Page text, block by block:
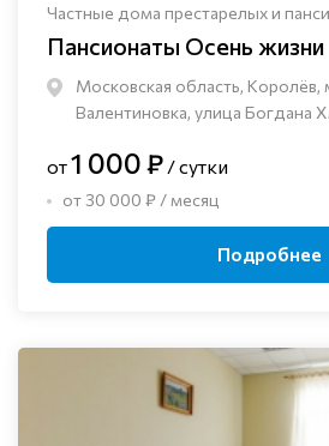
Частные дома престарелых и
Пансионаты Осень жизни
Московская область, Королёв,
Валентиновка, улица Богдана
от1 000 ₽ / сутки
от 30 000 ₽ / месяц
Подробнее